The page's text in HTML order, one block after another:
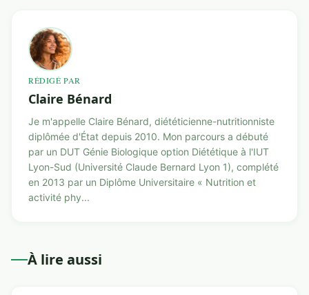
RÉDIGÉ PAR
Claire Bénard
Je m'appelle Claire Bénard, diététicienne-nutritionniste
diplômée d'État depuis 2010. Mon parcours a débuté
par un DUT Génie Biologique option Diététique à l'IUT
Lyon-Sud (Université Claude Bernard Lyon 1), complété
en 2013 par un Diplôme Universitaire « Nutrition et
activité phy...
À lire aussi